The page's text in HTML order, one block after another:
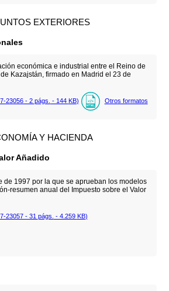
EXTERIORES
económica e industrial entre el Reino de
Kazajstán, firmado en Madrid el 23 de
23056 - 2 págs. - 144 KB) Otros formatos
Y HACIENDA
Añadido
de 1997 por la que se aprueban los modelos
resumen anual del Impuesto sobre el Valor
23057 - 31 págs. - 4.259 KB)